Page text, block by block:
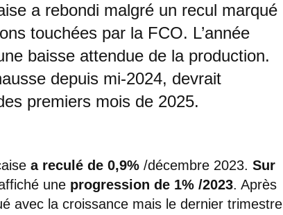
a rebondi malgré un recul marqué
touchées par la FCO. L’année
baisse attendue de la production.
depuis mi-2024, devrait
premiers mois de 2025.
a reculé de 0,9% /décembre 2023. Sur
une progression de 1% /2023. Après
avec la croissance mais le dernier trimestre